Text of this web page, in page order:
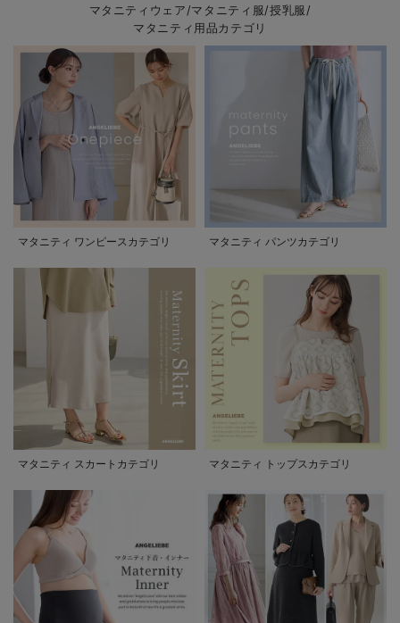
マタニティウェア/マタニティ服/授乳服/
マタニティ用品カテゴリ
マタニティ ワンピースカテゴリ マタニティ パンツカテゴリ
マタニティ スカートカテゴリ マタニティ トップスカテゴリ